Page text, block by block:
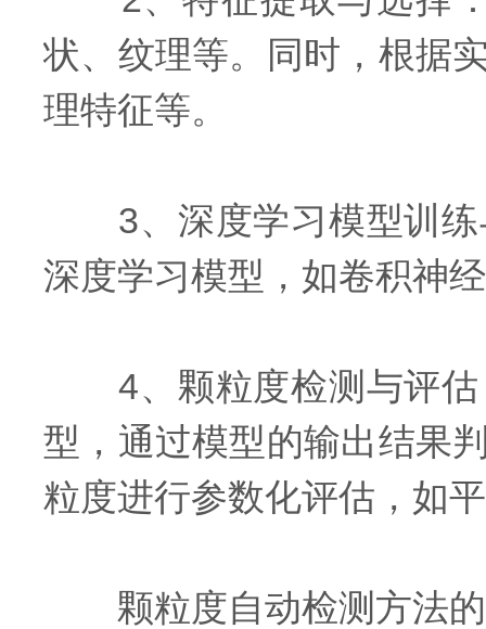
状、纹理等。同时，根据
理特征等。
3、深度学习模型训练
深度学习模型，如卷积神
4、颗粒度检测与评估
型，通过模型的输出结果
粒度进行参数化评估，如
颗粒度自动检测方法的